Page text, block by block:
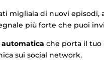
migliaia di nuovi episodi,
più forte che puoi
che porta il tuo
sui social network.